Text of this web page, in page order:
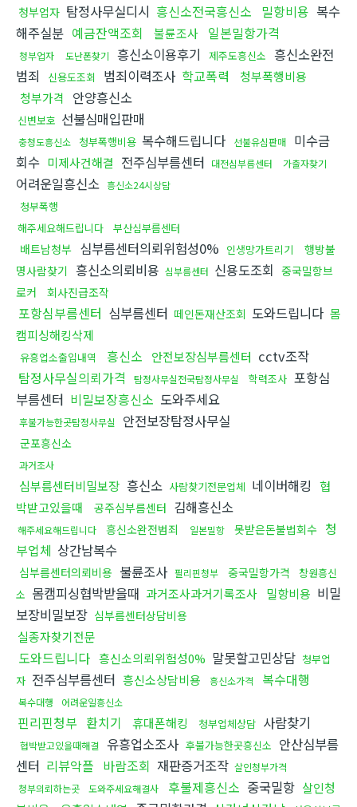
청부업자 탐정사무실디시 흥신소전국흥신소 밀항비용 복수
해주실분 예금잔액조회 불륜조사 일본밀항가격
청부업자 도난폰찾기 흥신소이용후기 제주도흥신소 흥신소완전
범죄
신용도조회 범죄이력조사 학교폭력
청부폭행비용
청부가격
안양흥신소
신변보호 선불심매입판매
충청도흥신소 청부폭행비용 복수해드립니다 선불유심판매
미수금
회수 미제사건해결 전주심부름센터 대전심부름센터 가출자찾기
어려운일흥신소 흥신소24시상담
청부폭행
해주세요해드립니다
부산심부름센터
배트남청부 심부름센터의뢰위험성0% 인생망가트리기
행방불
명사람찾기 흥신소의뢰비용 심부름센터 신용도조회 중국밀항브
로커
회사진급조작
포항심부름센터 심부름센터 떼인돈재산조회 도와드립니다 몸
캠피싱해킹삭제
유흥업소출입내역 흥신소 안전보장심부름센터 cctv조작
탐정사무실의뢰가격
탐정사무실전국탐정사무실 학력조사 포항심
부름센터 비밀보장흥신소 도와주세요
후불가능한곳탐정사무실 안전보장탐정사무실
군포흥신소
과거조사
심부름센터비밀보장 흥신소 사람찾기전문업체 네이버해킹 협
박받고있을때
공주심부름센터 김해흥신소
해주세요해드립니다 흥신소완전범죄 일본밀항 못받은돈불법회수 청
부업체 상간남복수
심부름센터의뢰비용 불륜조사 필리핀청부 중국밀항가격
창원흥신
소 몸캠피싱협박받을때 과거조사과거기록조사 밀항비용 비밀
보장비밀보장 심부름센터상담비용
실종자찾기전문
도와드립니다 흥신소의뢰위험성0% 말못할고민상담 청부업
자 전주심부름센터 흥신소상담비용 흥신소가격 복수대행
복수대행 어려운일흥신소
핀리핀청부 환치기 휴대폰해킹 청부업체상담 사람찾기
협박받고있을때해결 유흥업소조사 후불가능한곳흥신소 안산심부름
센터 리뷰악플 바람조회 재판증거조작 살인청부가격
청부의뢰하는곳
도와주세요해결사 후불제흥신소 중국밀항 살인청